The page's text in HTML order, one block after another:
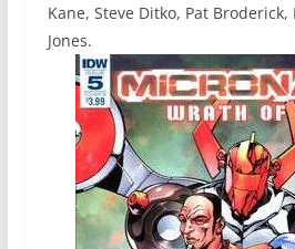
Kane, Steve Ditko, Pat
Jones.